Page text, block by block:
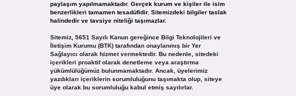
paylaşım yapılmamaktadır. Gerçek kurum ve kişiler ile isim
benzerlikleri tamamen tesadüfidir. Sitemizdeki bilgiler taslak
halindedir ve tavsiye niteliği taşımazlar.
Sitemiz, 5651 Sayılı Kanun gereğince Bilgi Teknolojileri ve
İletişim Kurumu (BTK) tarafından onaylanmış bir Yer
Sağlayıcı olarak hizmet vermektedir. Bu nedenle, sitedeki
içerikleri proaktif olarak denetleme veya araştırma
yükümlülüğümüz bulunmamaktadır. Ancak, üyelerimiz
yazdıkları içeriklerin sorumluluğunu taşımakta olup, siteye
üye olarak bu sorumluluğu kabul etmiş sayılırlar.